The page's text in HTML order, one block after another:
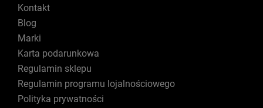
Kontakt
Blog
Marki
Karta podarunkowa
Regulamin sklepu
Regulamin programu lojalnościowego
Polityka prywatności